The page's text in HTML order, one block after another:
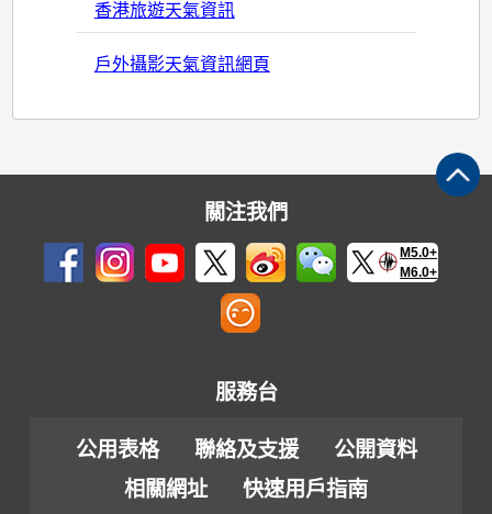
香港旅遊天氣資訊
戶外攝影天氣資訊網頁
關注我們
M5.0+
M6.0+
服務台
公用表格 聯絡及支援
公開資料
相關網址
快速用戶指南